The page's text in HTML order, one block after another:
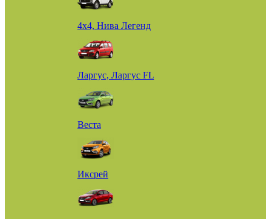
4х4, Нива Легенд
Ларгус, Ларгус FL
Веста
Иксрей